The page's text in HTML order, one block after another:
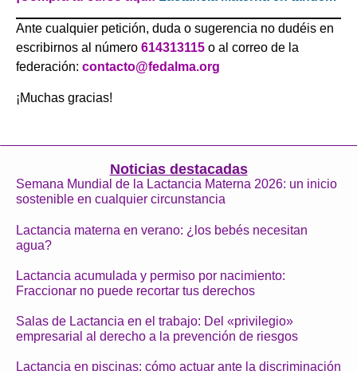
Ante cualquier petición, duda o sugerencia no dudéis en
escribirnos al número 614313115 o al correo de la
federación: contacto@fedalma.org
¡Muchas gracias!
Noticias destacadas
Semana Mundial de la Lactancia Materna 2026: un inicio
sostenible en cualquier circunstancia
Lactancia materna en verano: ¿los bebés necesitan
agua?
Lactancia acumulada y permiso por nacimiento:
Fraccionar no puede recortar tus derechos
Salas de Lactancia en el trabajo: Del «privilegio»
empresarial al derecho a la prevención de riesgos
Lactancia en piscinas: cómo actuar ante la discriminación